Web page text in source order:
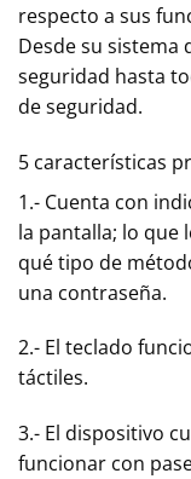
respecto a sus
Desde su sistema
seguridad hasta
de seguridad.
5 características
1.- Cuenta con
la pantalla; lo que
qué tipo de
una contraseña.
2.- El teclado
táctiles.
3.- El dispositivo
funcionar con